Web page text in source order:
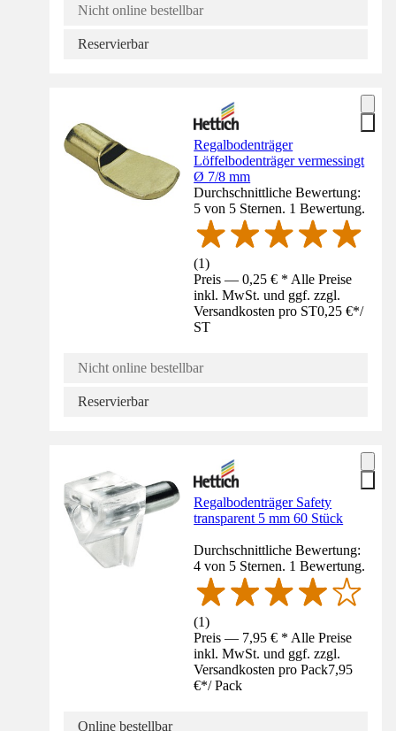
Nicht online bestellbar
Reservierbar
Regalbodenträger
Löffelbodenträger vermessingt
Ø 7/8 mm
Durchschnittliche Bewertung:
5 von 5 Sternen. 1 Bewertung.
(1)
Preis — 0,25 € * Alle Preise
inkl. MwSt. und ggf. zzgl.
Versandkosten pro ST0,25 €*/
ST
Nicht online bestellbar
Reservierbar
Regalbodenträger Safety
transparent 5 mm 60 Stück
Durchschnittliche Bewertung:
4 von 5 Sternen. 1 Bewertung.
(1)
Preis — 7,95 € * Alle Preise
inkl. MwSt. und ggf. zzgl.
Versandkosten pro Pack7,95
€*/ Pack
Online bestellbar